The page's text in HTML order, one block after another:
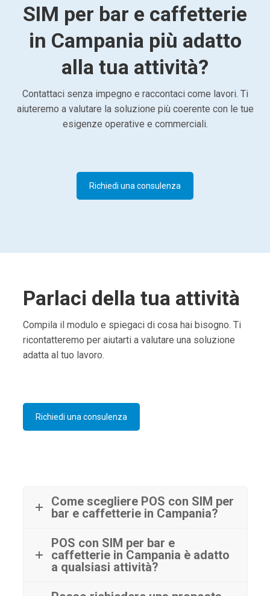
SIM per bar e caffetterie
in Campania più adatto
alla tua attività?
Contattaci senza impegno e raccontaci come lavori. Ti
aiuteremo a valutare la soluzione più coerente con le tue
esigenze operative e commerciali.
Richiedi una consulenza
Parlaci della tua attività
Compila il modulo e spiegaci di cosa hai bisogno. Ti
ricontatteremo per aiutarti a valutare una soluzione
adatta al tuo lavoro.
Richiedi una consulenza
Come scegliere POS con SIM per
bar e caffetterie in Campania?
POS con SIM per bar e
caffetterie in Campania è adatto
a qualsiasi attività?